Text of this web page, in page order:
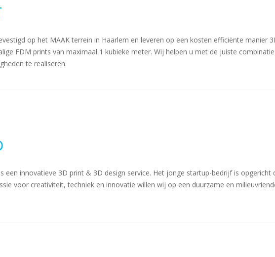
op het MAAK terrein in Haarlem en leveren op een kosten efficiënte manier
FDM prints van maximaal 1 kubieke meter. Wij helpen u met de juiste
te realiseren.
een innovatieve 3D print & 3D design service. Het jonge startup-bedrijf is
voor creativiteit, techniek en innovatie willen wij op een duurzame en